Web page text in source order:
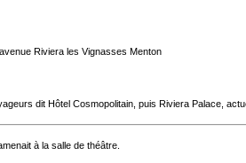
Riviera les Vignasses Menton
dit Hôtel Cosmopolitain, puis Riviera Palace,
à la salle de théâtre.